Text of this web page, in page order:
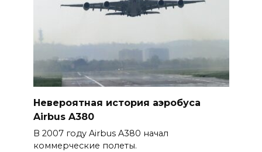
Невероятная история аэробуса
Airbus A380
В 2007 году Airbus A380 начал
коммерческие полеты.